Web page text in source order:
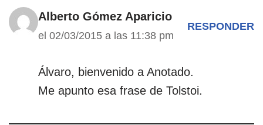
Alberto Gómez Aparicio
el 02/03/2015 a las 11:38 pm
RESPONDER
Álvaro, bienvenido a Anotado.
Me apunto esa frase de Tolstoi.